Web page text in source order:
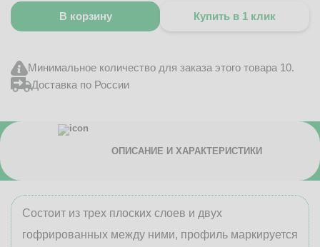
В корзину Купить в 1 клик
Минимальное количество для заказа этого товара 10.
Доставка по России
ОПИСАНИЕ И ХАРАКТЕРИСТИКИ
Состоит из трех плоских слоев и двух
гофрированных между ними, профиль маркируется